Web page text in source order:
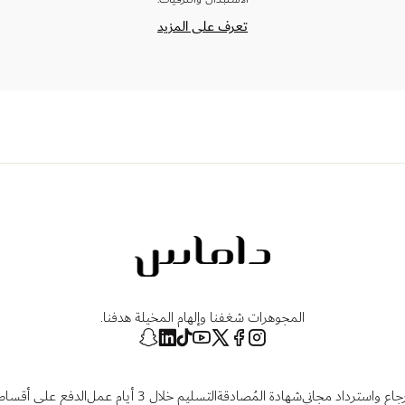
تعرف على المزيد
المجوهرات شغفنا وإلهام المخيلة هدفنا.
واسترداد مجانيشهادة المُصادقةالتسليم خلال 3 أيام عمل الدفع على